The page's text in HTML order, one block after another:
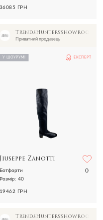
36085 ГРН
TrendsHuntersShowroom
Приватний продавець
У ШОУРУМІ ЕКСПЕРТ
Jiuseppe Zanotti
0
Ботфорти
Розмір: 40
19462 ГРН
TrendsHuntersShowroom